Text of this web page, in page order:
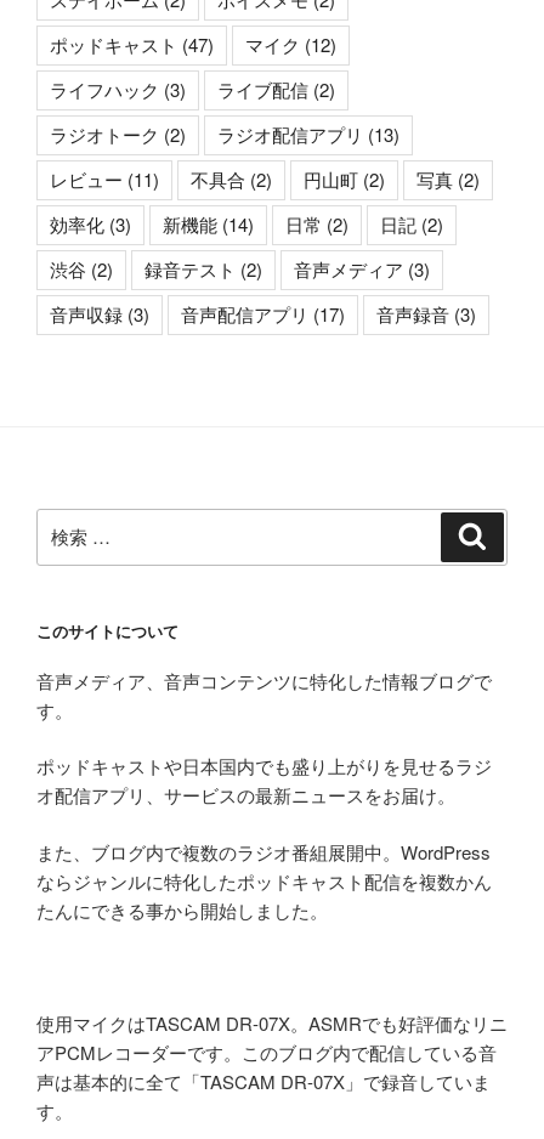
ポッドキャスト (47) マイク (12)
ライフハック (3) ライブ配信 (2)
ラジオトーク (2) ラジオ配信アプリ (13)
レビュー (11) 不具合 (2) 円山町 (2) 写真 (2)
効率化 (3) 新機能 (14) 日常 (2) 日記 (2)
渋谷 (2) 録音テスト (2) 音声メディア (3)
音声収録 (3) 音声配信アプリ (17) 音声録音 (3)
索:
このサイトについて
音声メディア、音声コンテンツに特化した情報ブログで
す。
ポッドキャストや日本国内でも盛り上がりを見せるラジ
オ配信アプリ、サービスの最新ニュースをお届け。
また、ブログ内で複数のラジオ番組展開中。WordPress
ならジャンルに特化したポッドキャスト配信を複数かん
たんにできる事から開始しました。
使用マイクはTASCAM DR-07X。ASMRでも好評価なリニ
アPCMレコーダーです。このブログ内で配信している音
声は基本的に全て「TASCAM DR-07X」で録音していま
す。